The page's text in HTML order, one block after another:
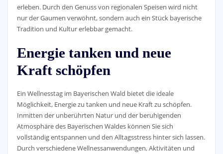
erleben. Durch den Genuss von regionalen Speisen wird nicht
nur der Gaumen verwöhnt, sondern auch ein Stück bayerische
Tradition und Kultur erlebbar gemacht.
Energie tanken und neue
Kraft schöpfen
Ein Wellnesstag im Bayerischen Wald bietet die ideale
Möglichkeit, Energie zu tanken und neue Kraft zu schöpfen.
Inmitten der unberührten Natur und der beruhigenden
Atmosphäre des Bayerischen Waldes können Sie sich
vollständig entspannen und den Alltagsstress hinter sich lassen.
Durch verschiedene Wellnessanwendungen, Aktivitäten und